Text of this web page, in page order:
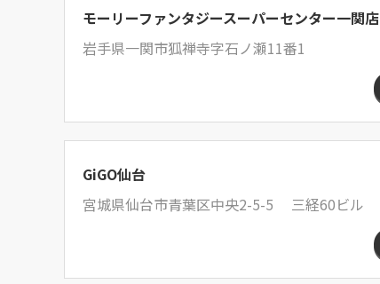
モーリーファンタジースーパーセンター一関店
岩手県一関市狐禅寺字石ノ瀬11番1
GiGO仙台
宮城県仙台市青葉区中央2-5-5 三経60ビル